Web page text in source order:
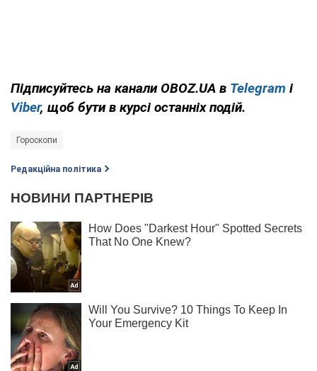
Підписуйтесь на канали OBOZ.UA в Telegram і
Viber, щоб бути в курсі останніх подій.
Гороскопи
Редакційна політика